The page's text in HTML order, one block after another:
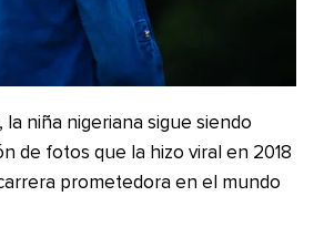
la niña nigeriana sigue siendo
de fotos que la hizo viral en 2018
prometedora en el mundo